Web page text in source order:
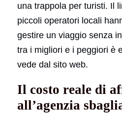
una trappola per turisti. Il
piccoli operatori locali
gestire un viaggio senza
tra i migliori e i peggiori è
vede dal sito web.
Il costo reale di
all’agenzia